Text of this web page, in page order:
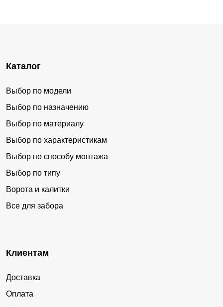
Каталог
Выбор по модели
Выбор по назначению
Выбор по материалу
Выбор по характеристикам
Выбор по способу монтажа
Выбор по типу
Ворота и калитки
Все для забора
Клиентам
Доставка
Оплата